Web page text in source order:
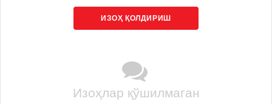
ИЗОҲ ҚОЛДИРИШ
Изоҳлар қўшилмаган